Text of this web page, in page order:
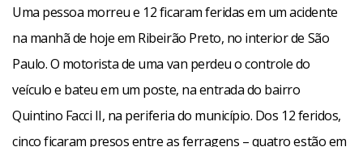
Uma pessoa morreu e 12 ficaram feridas em um acidente
na manhã de hoje em Ribeirão Preto, no interior de São
Paulo. O motorista de uma van perdeu o controle do
veículo e bateu em um poste, na entrada do bairro
Quintino Facci II, na periferia do município. Dos 12 feridos,
cinco ficaram presos entre as ferragens – quatro estão em